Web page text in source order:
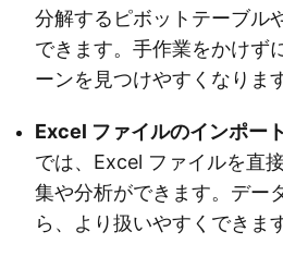
分解するピボットテーブル
できます。手作業をかけず
ーンを見つけやすくなります
Excel ファイルのインポー
では、Excel ファイルを直
集や分析ができます。デー
ら、より扱いやすくできま